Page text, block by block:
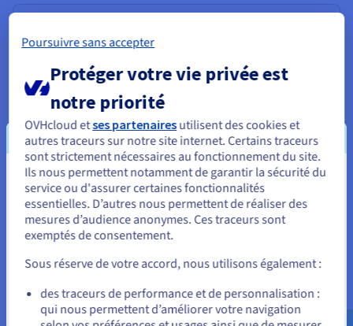
Kilo Code CLI
L'agent de codage IA open source. Disponible dans votre
terminal
Voir OVHcloud x Kilo Code CLI
Vous semblez être localisé en États-
Unis.
Pour commander, rendez-vous sur le site de votre pays (États-
Allez sur le site États-Unis
us.ovhcloud.com/
Anglais USD - $
Poursuivre sans accepter
Protéger votre vie privée est
notre priorité
OVHcloud etses partenairesutilisent des cookies et
autres traceurs sur notre site internet. Certains traceurs
sont strictement nécessaires au fonctionnement du site.
Ils nous permettent notamment de garantir la sécurité du
service ou d'assurer certaines fonctionnalités
essentielles. D’autres nous permettent de réaliser des
mesures d’audience anonymes. Ces traceurs sont
exemptés de consentement.
Sous réserve de votre accord, nous utilisons également :
des traceurs de performance et de personnalisation :
qui nous permettent d’améliorer votre navigation